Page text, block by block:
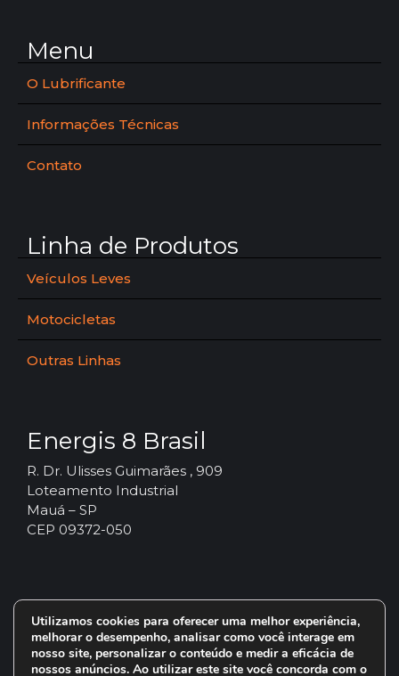
Menu
O Lubrificante
Informações Técnicas
Contato
Linha de Produtos
Veículos Leves
Motocicletas
Outras Linhas
Energis 8 Brasil
R. Dr. Ulisses Guimarães , 909
Loteamento Industrial
Mauá – SP
CEP 09372-050
Utilizamos cookies para oferecer uma melhor experiência,
melhorar o desempenho, analisar como você interage em
nosso site, personalizar o conteúdo e medir a eficácia de
nossos anúncios. Ao utilizar este site você concorda com o